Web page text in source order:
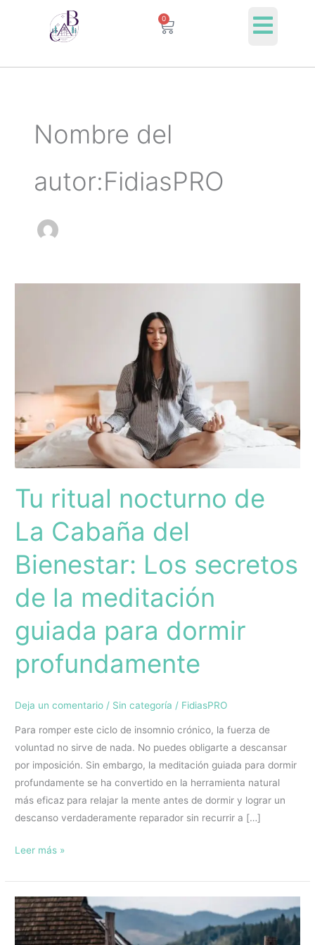
0
Cart
Nombre del
autor:FidiasPRO
Tu ritual nocturno de
La Cabaña del
Bienestar: Los secretos
de la meditación
guiada para dormir
profundamente
Deja un comentario / Sin categoría / FidiasPRO
Para romper este ciclo de insomnio crónico, la fuerza de
voluntad no sirve de nada. No puedes obligarte a descansar
por imposición. Sin embargo, la meditación guiada para dormir
profundamente se ha convertido en la herramienta natural
más eficaz para relajar la mente antes de dormir y lograr un
descanso verdaderamente reparador sin recurrir a […]
del
Bienestar:
Los
secretos
de
meditación
guiada
para
dormir
profundamente
Leer más »
Transforma
tu
energía